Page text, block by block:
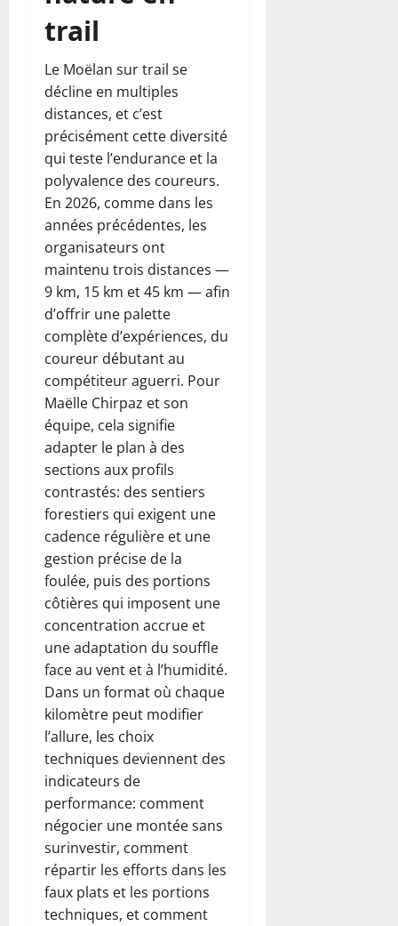
trail
Le Moëlan sur trail se
décline en multiples
distances, et c’est
précisément cette diversité
qui teste l’endurance et la
polyvalence des coureurs.
En 2026, comme dans les
années précédentes, les
organisateurs ont
maintenu trois distances —
9 km, 15 km et 45 km — afin
d’offrir une palette
complète d’expériences, du
coureur débutant au
compétiteur aguerri. Pour
Maëlle Chirpaz et son
équipe, cela signifie
adapter le plan à des
sections aux profils
contrastés: des sentiers
forestiers qui exigent une
cadence régulière et une
gestion précise de la
foulée, puis des portions
côtières qui imposent une
concentration accrue et
une adaptation du souffle
face au vent et à l’humidité.
Dans un format où chaque
kilomètre peut modifier
l’allure, les choix
techniques deviennent des
indicateurs de
performance: comment
négocier une montée sans
surinvestir, comment
répartir les efforts dans les
faux plats et les portions
techniques, et comment